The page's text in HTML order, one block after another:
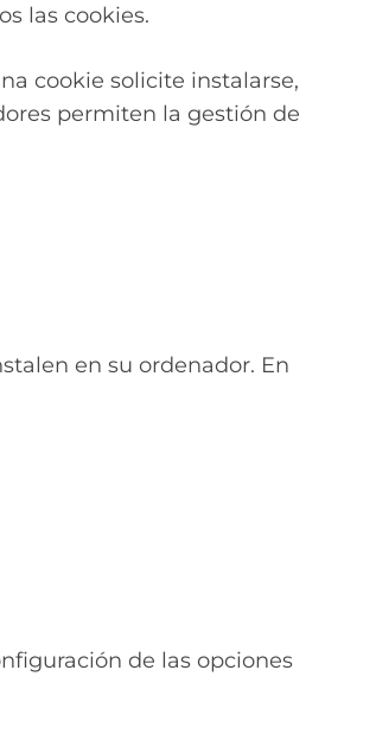
las cookies.
cookie solicite instalarse,
permiten la gestión de
en su ordenador. En
de las opciones